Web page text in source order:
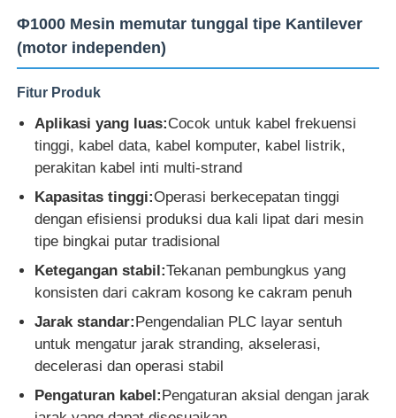
Rumah
Produk
Tentang kita
Φ1000 Mesin memutar tunggal tipe Kantilever
(motor independen)
Fitur Produk
Aplikasi yang luas:Cocok untuk kabel frekuensi
tinggi, kabel data, kabel komputer, kabel listrik,
perakitan kabel inti multi-strand
Kapasitas tinggi:Operasi berkecepatan tinggi
dengan efisiensi produksi dua kali lipat dari mesin
tipe bingkai putar tradisional
Ketegangan stabil:Tekanan pembungkus yang
konsisten dari cakram kosong ke cakram penuh
Jarak standar:Pengendalian PLC layar sentuh
untuk mengatur jarak stranding, akselerasi,
decelerasi dan operasi stabil
Pengaturan kabel:Pengaturan aksial dengan jarak